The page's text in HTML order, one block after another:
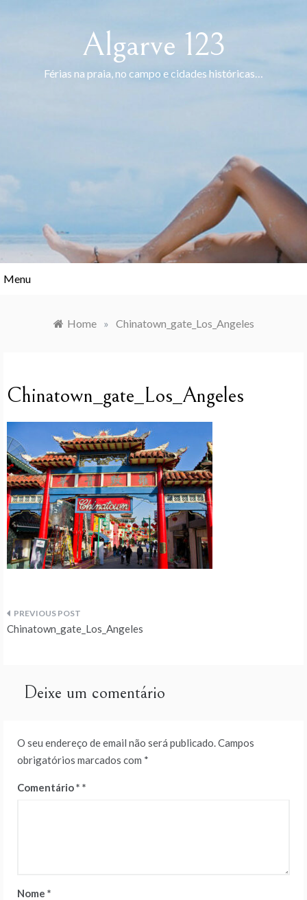
Algarve 123
Férias na praia, no campo e cidades históricas…
Menu
Home » Chinatown_gate_Los_Angeles
Chinatown_gate_Los_Angeles
Navegação
artigos
Chinatown_gate_Los_Angeles
Deixe um comentário
O seu endereço de email não será publicado.Campos
obrigatórios marcados com *
Comentário*
Nome *